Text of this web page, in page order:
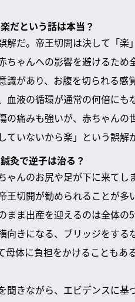
だという話は本当？
解だ。帝王切開は決して「楽
ちゃんへの影響を避けるた
識があり、お腹を切られる感
血液の循環が通常の何倍に
の痛みも強いが、赤ちゃんの
ていないから楽」という誤
灸で逆子は治る？
ゃんのお尻や足が下に来て
王切開が勧められることが多
まま出産を迎えるのは全体
向きになる、ブリッジをす
母体に負担をかけることも
聞きながら、エビデンスに基